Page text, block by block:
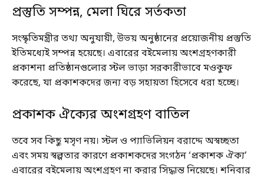
প্রস্তুতি সম্পন্ন, মেলা ঘিরে সর্তকতা
সংস্কৃতিমন্ত্রীর তথ্য অনুযায়ী, উভয় অনুষ্ঠানের প্রয়োজনীয় প্রস্তুতি
ইতিমধ্যেই সম্পন্ন হয়েছে। এবারের বইমেলায় অংশগ্রহণকারী
প্রকাশনা প্রতিষ্ঠানগুলোর স্টল ভাড়া সরকারীভাবে মওকুফ
করেছে, যা প্রকাশকদের জন্য বড় সহায়তা হিসেবে ধরা হচ্ছে।
প্রকাশক ঐক্যের অংশগ্রহণ বাতিল
তবে সব কিছু মসৃণ নয়। স্টল ও প্যাভিলিয়ন বরাদ্দে অস্বচ্ছতা
এবং সময় স্বল্পতার কারণে প্রকাশকদের সংগঠন ‘প্রকাশক ঐক্য’
এবারের বইমেলায় অংশগ্রহণ না করার সিদ্ধান্ত নিয়েছে। শনিবার